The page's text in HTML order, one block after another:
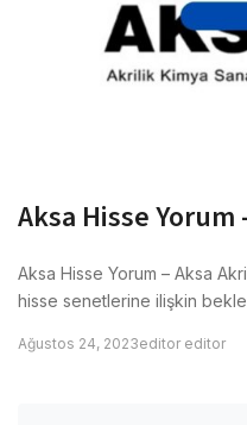
Aksa Hisse Yorum
Aksa Hisse Yorum – Aksa
hisse senetlerine ilişkin
Ağustos 24, 2023editor editor